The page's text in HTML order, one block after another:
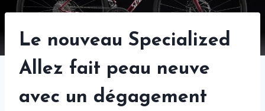
Le nouveau Specialized
Allez fait peau neuve
avec un dégagement